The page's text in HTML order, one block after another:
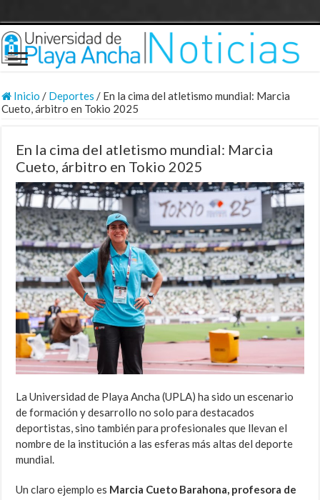
Inicio / Deportes / En la cima del atletismo mundial: Marcia
Cueto, árbitro en Tokio 2025
En la cima del atletismo mundial: Marcia
Cueto, árbitro en Tokio 2025
La Universidad de Playa Ancha (UPLA) ha sido un escenario
de formación y desarrollo no solo para destacados
deportistas, sino también para profesionales que llevan el
nombre de la institución a las esferas más altas del deporte
mundial.
Un claro ejemplo es Marcia Cueto Barahona, profesora de